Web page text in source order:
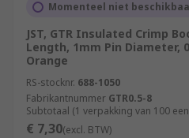
Momenteel niet
JST, GTR Insulated Crimp
Length, 1mm Pin Diameter,
Orange
RS-stocknr. 688-1050
Fabrikantnummer GTR0.5-8
Subtotaal (1 verpakking van 100
€ 7,30(excl. BTW)